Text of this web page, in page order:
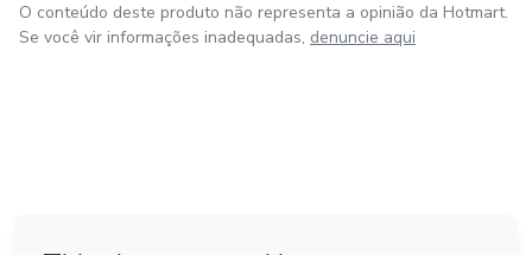
O conteúdo deste produto não representa a opinião da Hotmart.
Se você vir informações inadequadas, denuncie aqui